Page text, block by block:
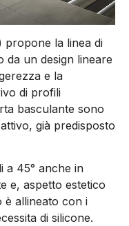
propone la linea di
da un design lineare
e la
di profili
basculante sono
già predisposto
a 45° anche in
e, aspetto estetico
è allineato con i
di silicone.